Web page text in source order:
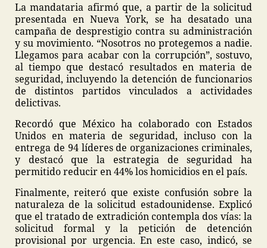
La mandataria afirmó que, a partir de la solicitud
presentada en Nueva York, se ha desatado una
campaña de desprestigio contra su administración
y su movimiento. “Nosotros no protegemos a nadie.
Llegamos para acabar con la corrupción”, sostuvo,
al tiempo que destacó resultados en materia de
seguridad, incluyendo la detención de funcionarios
de distintos partidos vinculados a actividades
delictivas.
Recordó que México ha colaborado con Estados
Unidos en materia de seguridad, incluso con la
entrega de 94 líderes de organizaciones criminales,
y destacó que la estrategia de seguridad ha
permitido reducir en 44% los homicidios en el país.
Finalmente, reiteró que existe confusión sobre la
naturaleza de la solicitud estadounidense. Explicó
que el tratado de extradición contempla dos vías: la
solicitud formal y la petición de detención
provisional por urgencia. En este caso, indicó, se